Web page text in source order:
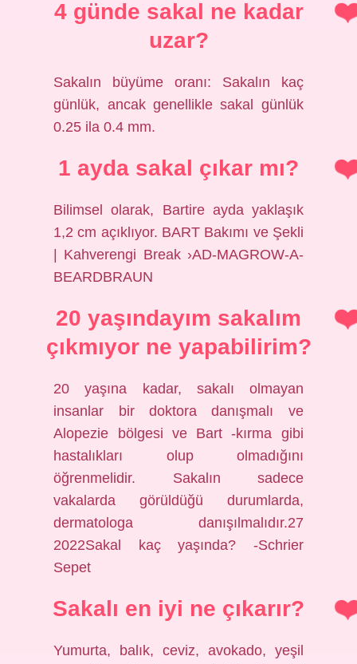
4 günde sakal ne kadar
uzar?
Sakalın büyüme oranı: Sakalın kaç
günlük, ancak genellikle sakal günlük
0.25 ila 0.4 mm.
1 ayda sakal çıkar mı?
Bilimsel olarak, Bartire ayda yaklaşık
1,2 cm açıklıyor. BART Bakımı ve Şekli
| Kahverengi Break ›AD-MAGROW-A-
BEARDBRAUN
20 yaşındayım sakalım
çıkmıyor ne yapabilirim?
20 yaşına kadar, sakalı olmayan
insanlar bir doktora danışmalı ve
Alopezie bölgesi ve Bart -kırma gibi
hastalıkları olup olmadığını
öğrenmelidir. Sakalın sadece
vakalarda görüldüğü durumlarda,
dermatologa danışılmalıdır.27
2022Sakal kaç yaşında? -Schrier
Sepet
Sakalı en iyi ne çıkarır?
Yumurta, balık, ceviz, avokado, yeşil